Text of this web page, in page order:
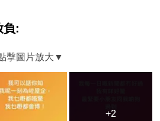
負:
+2
+2